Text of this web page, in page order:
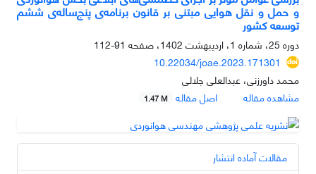
و حمل و نقل هوایی مبتنی بر قانون برنامه‌ی پنج‌ساله‌ی ششم
توسعه کشور
دوره 25، شماره 1، اردیبهشت 1402، صفحه
91-112
10.22034/joae.2023.171301
محمد داورزنی، عبدالعلی جلالی
مشاهده مقاله
اصل مقاله 1.47 M
مقالات آماده انتشار